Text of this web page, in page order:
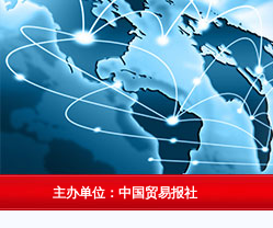
主办单位：中国贸易报社